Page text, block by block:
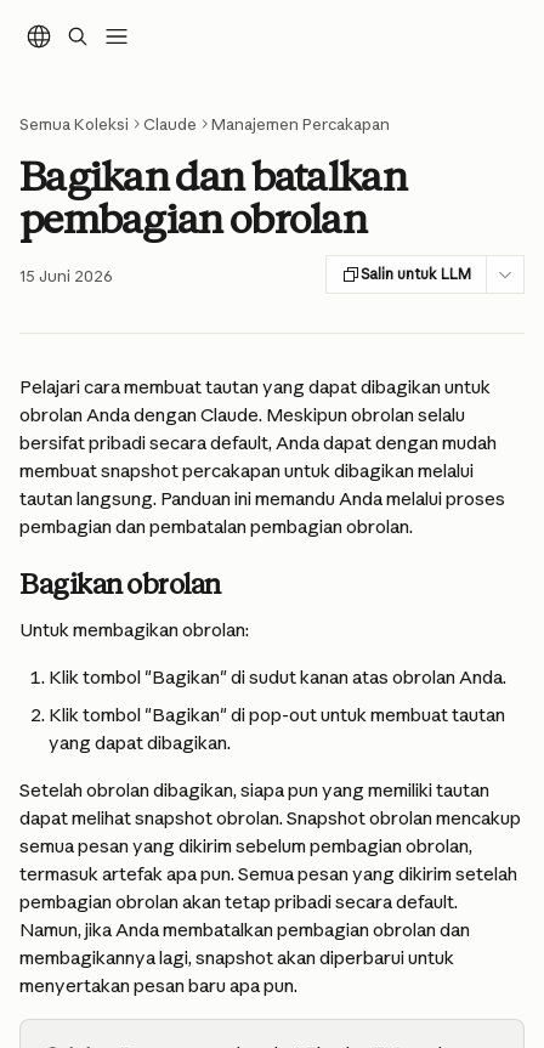
Semua Koleksi Claude Manajemen Percakapan
Bagikan dan batalkan
pembagian obrolan
15 Juni 2026 Salin untuk LLM
Pelajari cara membuat tautan yang dapat dibagikan untuk
obrolan Anda dengan Claude. Meskipun obrolan selalu
bersifat pribadi secara default, Anda dapat dengan mudah
membuat snapshot percakapan untuk dibagikan melalui
tautan langsung. Panduan ini memandu Anda melalui proses
pembagian dan pembatalan pembagian obrolan.
Bagikan obrolan
Untuk membagikan obrolan:
Klik tombol "Bagikan" di sudut kanan atas obrolan Anda.
Klik tombol "Bagikan" di pop-out untuk membuat tautan
yang dapat dibagikan.
Setelah obrolan dibagikan, siapa pun yang memiliki tautan
dapat melihat snapshot obrolan. Snapshot obrolan mencakup
semua pesan yang dikirim sebelum pembagian obrolan,
termasuk artefak apa pun. Semua pesan yang dikirim setelah
pembagian obrolan akan tetap pribadi secara default.
Namun, jika Anda membatalkan pembagian obrolan dan
membagikannya lagi, snapshot akan diperbarui untuk
menyertakan pesan baru apa pun.